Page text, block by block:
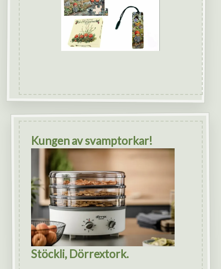
Kungen av svamptorkar!
Stöckli, Dörrextork.